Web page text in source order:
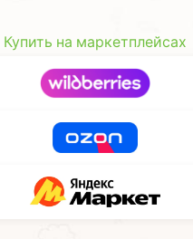
Купить на маркетплейсах